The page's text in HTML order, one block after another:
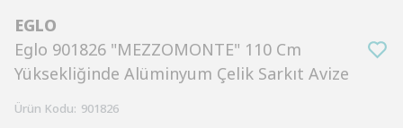
EGLO
Eglo 901826 "MEZZOMONTE" 110 Cm
Yüksekliğinde Alüminyum Çelik Sarkıt Avize
Ürün Kodu: 901826